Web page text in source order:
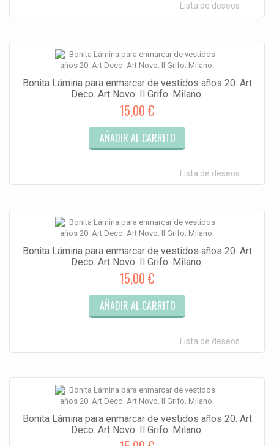
Lista de deseos
Bonita Lámina para enmarcar de vestidos años 20. Art
Deco. Art Novo. Il Grifo. Milano.
15,00 €
AÑADIR AL CARRITO
Lista de deseos
Bonita Lámina para enmarcar de vestidos años 20. Art
Deco. Art Novo. Il Grifo. Milano.
15,00 €
AÑADIR AL CARRITO
Lista de deseos
Bonita Lámina para enmarcar de vestidos años 20. Art
Deco. Art Novo. Il Grifo. Milano.